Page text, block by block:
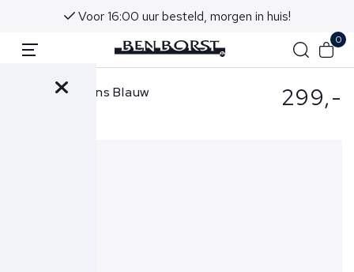
Voor 16:00 uur besteld, morgen in huis!
0
Re-Hash Jeans Blauw 299,-